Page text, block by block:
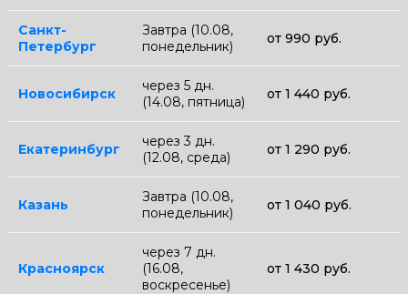
Санкт-
Петербург
Завтра (10.08,
понедельник)
от 990 руб.
Новосибирск
через 5 дн.
(14.08, пятница)
от 1 440 руб.
Екатеринбург
через 3 дн.
(12.08, среда)
от 1 290 руб.
Казань
Завтра (10.08,
понедельник)
от 1 040 руб.
Красноярск
через 7 дн.
(16.08,
воскресенье)
от 1 430 руб.